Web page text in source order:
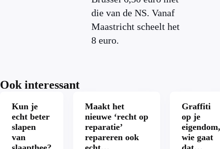
die van de NS. Vanaf
Maastricht scheelt het
8 euro.
Ook interessant
Kun je
echt beter
slapen
van
Maakt het
nieuwe ‘recht op
reparatie’
repareren ook
Graffiti
op je
eigendom,
wie gaat